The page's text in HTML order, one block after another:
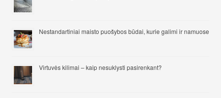
Nestandartiniai maisto puošybos būdai, kurie galimi ir namuose
Virtuvės kilimai – kaip nesuklysti pasirenkant?